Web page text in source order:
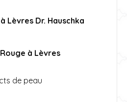
Lèvres Dr. Hauschka
à Lèvres
de peau